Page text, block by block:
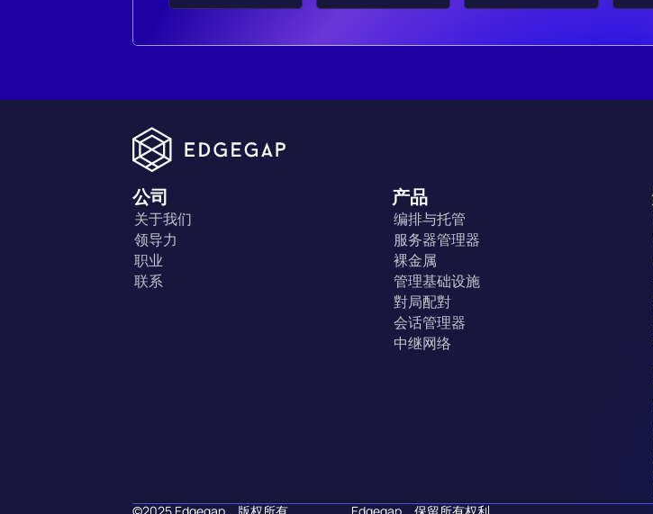
公司
关于我们
领导力
职业
联系
产品
编排与托管
服务器管理器
裸金属
管理基础设施
對局配對
会话管理器
中继网络